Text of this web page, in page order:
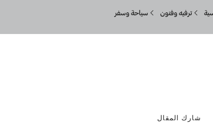
ترفيه وفنون سياحة وسفر
شارك المقال